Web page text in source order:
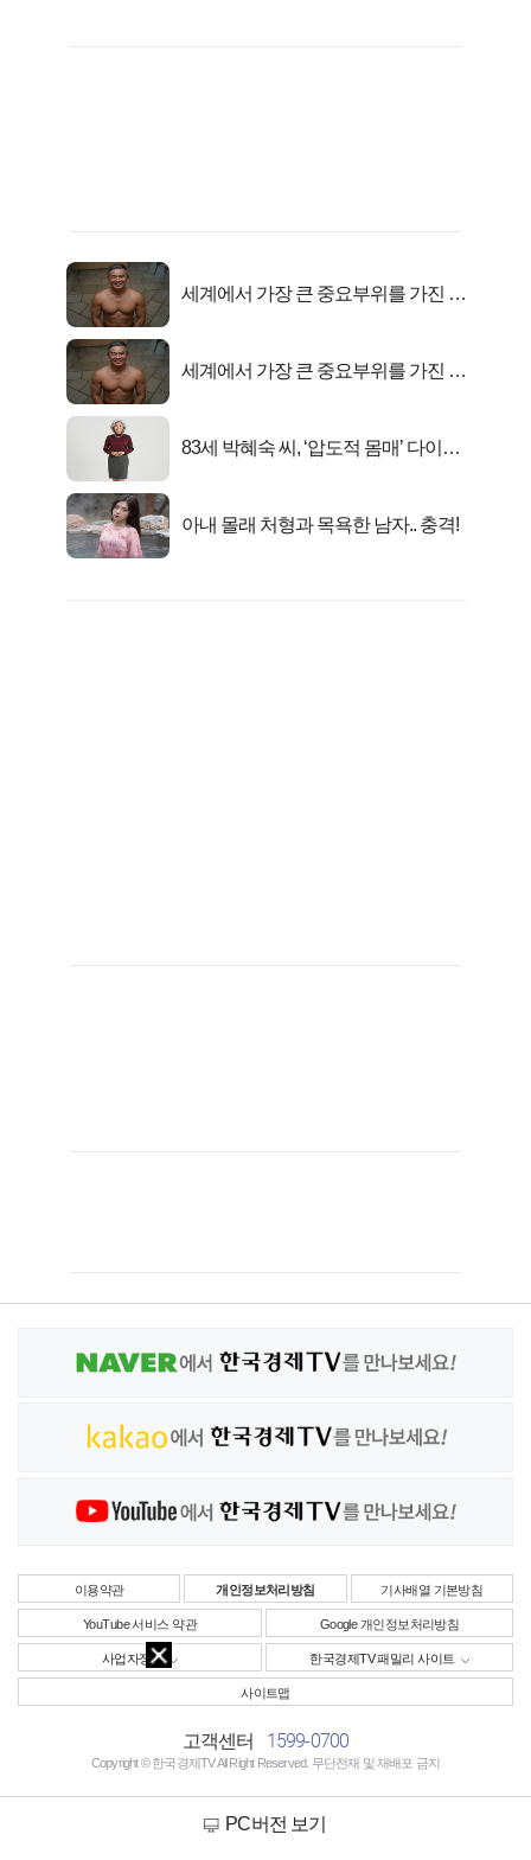
세계에서 가장 큰 중요부위를 가진 남
세계에서 가장 큰 중요부위를 가진 남
83세 박혜숙 씨, ‘압도적 몸매’ 다이어
아내 몰래 처형과 목욕한 남자.. 충격!
이용약관 개인정보처리방침 기사배열 기본방침
YouTube 서비스 약관 Google 개인정보처리방침
사업자정보 한국경제TV 패밀리 사이트
사이트맵
고객센터 1599-0700
Copyright © 한국경제TV All Right Reserved. 무단전재 및 재배포 금지
PC버전 보기